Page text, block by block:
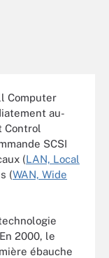
Computer
au-
Control
SCSI
(LAN, Local
(WAN, Wide
2000, le
ébauche